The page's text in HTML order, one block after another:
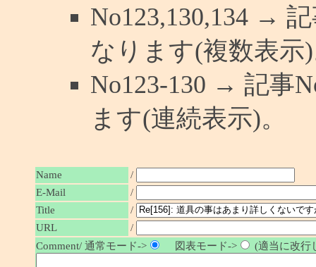
No123,130,134 →
なります(複数表示
No123-130 → 記事
ます(連続表示)。
Name
/
E-Mail
/
Title
/
URL
/
Comment/ 通常モード->
図表モード-> (適当に改行